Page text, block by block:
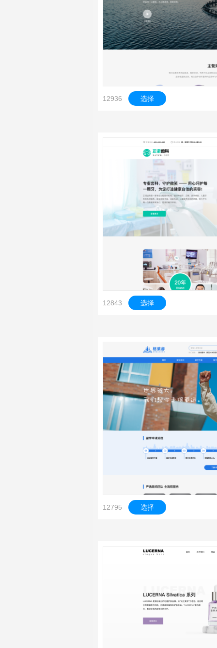
12936 选择
12843 选择
12795 选择